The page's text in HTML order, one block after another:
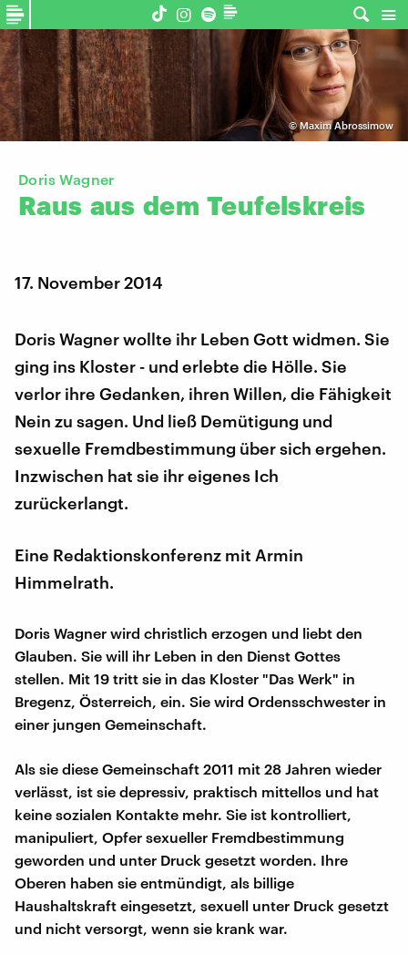
©Maxim Abrossimow
Doris Wagner
Raus aus dem Teufelskreis
17. November 2014
Doris Wagner wollte ihr Leben Gott widmen. Sie
ging ins Kloster - und erlebte die Hölle. Sie
verlor ihre Gedanken, ihren Willen, die Fähigkeit
Nein zu sagen. Und ließ Demütigung und
sexuelle Fremdbestimmung über sich ergehen.
Inzwischen hat sie ihr eigenes Ich
zurückerlangt.
Eine Redaktionskonferenz mit Armin
Himmelrath.
Doris Wagner wird christlich erzogen und liebt den
Glauben. Sie will ihr Leben in den Dienst Gottes
stellen. Mit 19 tritt sie in das Kloster "Das Werk" in
Bregenz, Österreich, ein. Sie wird Ordensschwester in
einer jungen Gemeinschaft.
Als sie diese Gemeinschaft 2011 mit 28 Jahren wieder
verlässt, ist sie depressiv, praktisch mittellos und hat
keine sozialen Kontakte mehr. Sie ist kontrolliert,
manipuliert, Opfer sexueller Fremdbestimmung
geworden und unter Druck gesetzt worden. Ihre
Oberen haben sie entmündigt, als billige
Haushaltskraft eingesetzt, sexuell unter Druck gesetzt
und nicht versorgt, wenn sie krank war.